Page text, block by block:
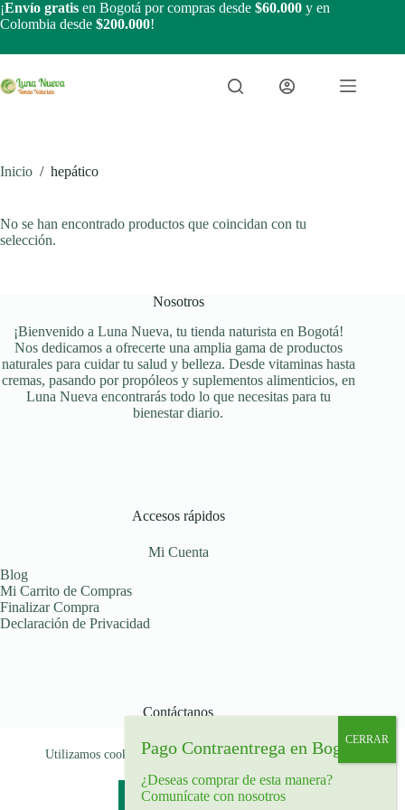
Saltar
al
Utilizamos cookies para garantizar que le brindamos la mejor
experiencia en nuestra web.
Aceptar Rechazar
¡Envío gratis en Bogotá por compras desde $60.000 y en
Colombia desde $200.000!
Inicio / hepático
No se han encontrado productos que coincidan con tu
selección.
Nosotros
¡Bienvenido a Luna Nueva, tu tienda naturista en Bogotá!
Nos dedicamos a ofrecerte una amplia gama de productos
naturales para cuidar tu salud y belleza. Desde vitaminas hasta
cremas, pasando por propóleos y suplementos alimenticios, en
Luna Nueva encontrarás todo lo que necesitas para tu
bienestar diario.
Accesos rápidos
Mi Cuenta
Blog
Mi Carrito de Compras
Finalizar Compra
Declaración de Privacidad
Contáctanos
Déjanos tu mensaje
Celular: (+57) 319 516 07 91
Bogotá, Colombia
Copyright © 2026 - Tema para WordPress deCreative
¿Deseas comprar de esta manera?
Comunícate con nosotros